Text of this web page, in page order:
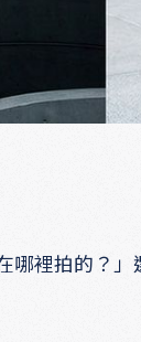
哪裡拍的？」